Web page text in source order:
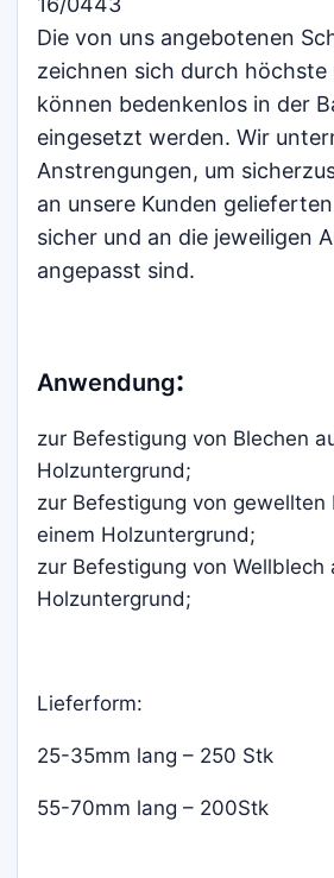
Die von uns angebotenen
zeichnen sich durch höchste
können bedenkenlos in der
eingesetzt werden. Wir
Anstrengungen, um
an unsere Kunden
sicher und an die jeweiligen
angepasst sind.
Anwendung:
zur Befestigung von Blechen
Holzuntergrund;
zur Befestigung von gewellten
einem Holzuntergrund;
zur Befestigung von Wellblech
Holzuntergrund;
Lieferform:
25-35mm lang – 250 Stk
55-70mm lang – 200Stk